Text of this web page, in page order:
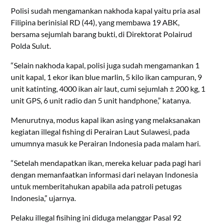
Polisi sudah mengamankan nakhoda kapal yaitu pria asal
Filipina berinisial RD (44), yang membawa 19 ABK,
bersama sejumlah barang bukti, di Direktorat Polairud
Polda Sulut.
“Selain nakhoda kapal, polisi juga sudah mengamankan 1
unit kapal, 1 ekor ikan blue marlin, 5 kilo ikan campuran, 9
unit katinting, 4000 ikan air laut, cumi sejumlah ± 200 kg, 1
unit GPS, 6 unit radio dan 5 unit handphone,” katanya.
Menurutnya, modus kapal ikan asing yang melaksanakan
kegiatan illegal fishing di Perairan Laut Sulawesi, pada
umumnya masuk ke Perairan Indonesia pada malam hari.
“Setelah mendapatkan ikan, mereka keluar pada pagi hari
dengan memanfaatkan informasi dari nelayan Indonesia
untuk memberitahukan apabila ada patroli petugas
Indonesia,” ujarnya.
Pelaku illegal fisihing ini diduga melanggar Pasal 92